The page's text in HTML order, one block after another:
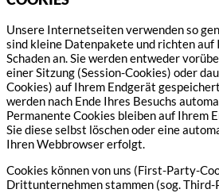
Unsere Internetseiten verwenden so
sind kleine Datenpakete und richten auf
Schaden an. Sie werden entweder
einer Sitzung (Session-Cookies) oder
Cookies) auf Ihrem Endgerät
werden nach Ende Ihres Besuchs
Permanente Cookies bleiben auf Ihrem
Sie diese selbst löschen oder eine
Ihren Webbrowser erfolgt.
Cookies können von uns (First-Party-
Drittunternehmen stammen (sog.